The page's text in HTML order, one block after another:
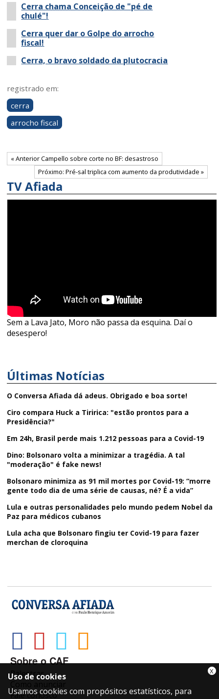
Cerra chama Conceição de "pé de
chulé"!
Cerra quer dar o Golpe do arrocho
fiscal!​
Cerra, o bravo soldado da plutocracia
registrado em:
cerra
arrocho fiscal
« Anterior Campello sobre corte no BF: desastroso
Próximo: Pré-sal triplica com aumento da produtividade »
TV Afiada
Sem a Lava Jato, Moro não passa da esquina. Daí o
desespero!
Últimas Notícias
O Conversa Afiada dá adeus. Obrigado e boa sorte!
Ciro compara Huck a Tiririca: "estão prontos para a
Presidência?"
Em 24h, Brasil perde mais 1.212 pessoas para a Covid-19
Dino: Bolsonaro volta a minimizar a tragédia. A tal
"moderação" é fake news!
Bolsonaro minimiza as 91 mil mortes por Covid-19: “morre
gente todo dia de uma série de causas, né? É a vida”
Lula e outras personalidades pelo mundo pedem Nobel da
Paz para médicos cubanos
Lula acha que Bolsonaro fingiu ter Covid-19 para fazer
merchan de cloroquina
Sobre o CAF
Palestras
Fale conosco
X
Uso de cookies
Usamos cookies com propósitos estatísticos, para